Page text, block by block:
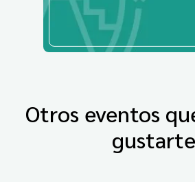
Otros eventos
gustarte